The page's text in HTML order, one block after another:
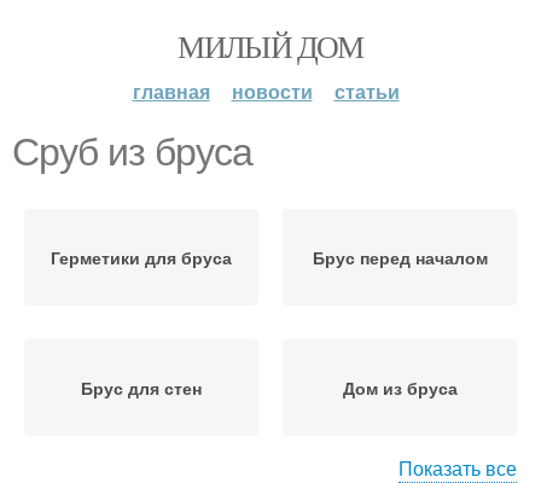
МИЛЫЙ ДОМ
главная новости статьи
Сруб из бруса
Герметики для бруса Брус перед началом
Брус для стен Дом из бруса
Показать все